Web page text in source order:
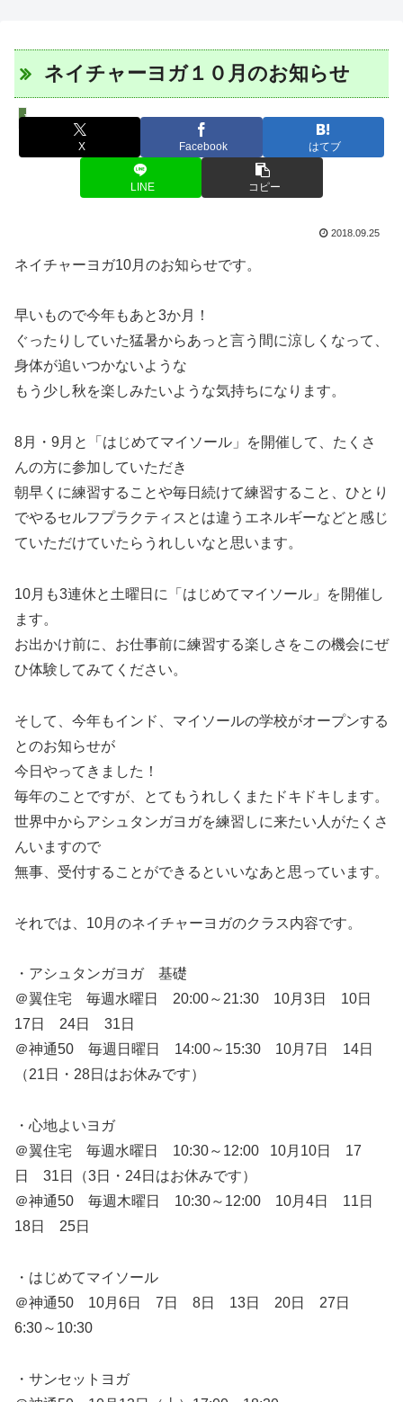
ネイチャーヨガ１０月のお知らせ
J-WETインド支部～ヨガのこころ～
X Facebook はてブ
LINE コピー
2018.09.25
ネイチャーヨガ10月のお知らせです。
早いもので今年もあと3か月！
ぐったりしていた猛暑からあっと言う間に涼しくなって、
身体が追いつかないような
もう少し秋を楽しみたいような気持ちになります。
8月・9月と「はじめてマイソール」を開催して、たくさ
んの方に参加していただき
朝早くに練習することや毎日続けて練習すること、ひとり
でやるセルフプラクティスとは違うエネルギーなどと感じ
ていただけていたらうれしいなと思います。
10月も3連休と土曜日に「はじめてマイソール」を開催し
ます。
お出かけ前に、お仕事前に練習する楽しさをこの機会にぜ
ひ体験してみてください。
そして、今年もインド、マイソールの学校がオープンする
とのお知らせが
今日やってきました！
毎年のことですが、とてもうれしくまたドキドキします。
世界中からアシュタンガヨガを練習しに来たい人がたくさ
んいますので
無事、受付することができるといいなあと思っています。
それでは、10月のネイチャーヨガのクラス内容です。
・アシュタンガヨガ 基礎
＠翼住宅 毎週水曜日 20:00～21:30 10月3日 10日
17日 24日 31日
＠神通50 毎週日曜日 14:00～15:30 10月7日 14日
（21日・28日はお休みです）
・心地よいヨガ
＠翼住宅 毎週水曜日 10:30～12:00 10月10日 17
日 31日（3日・24日はお休みです）
＠神通50 毎週木曜日 10:30～12:00 10月4日 11日
18日 25日
・はじめてマイソール
＠神通50 10月6日 7日 8日 13日 20日 27日
6:30～10:30
・サンセットヨガ